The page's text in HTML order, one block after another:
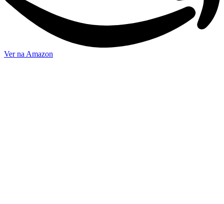
Ver na Amazon